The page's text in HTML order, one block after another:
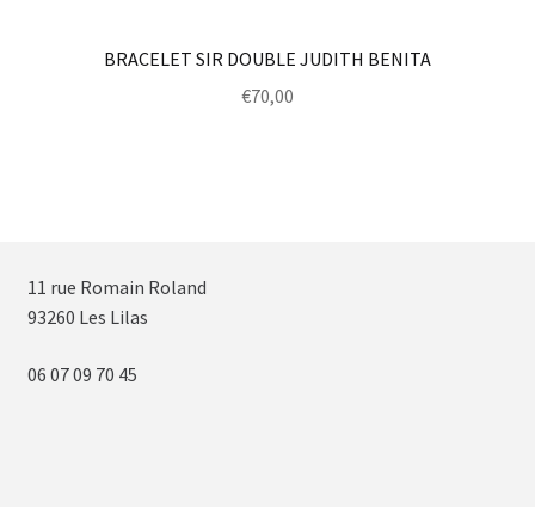
BRACELET SIR DOUBLE JUDITH BENITA
€70,00
11 rue Romain Roland
93260 Les Lilas
06 07 09 70 45